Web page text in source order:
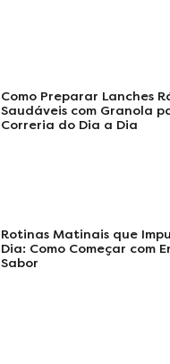
Como Preparar Lanches
Saudáveis com Granola
Correria do Dia a Dia
Rotinas Matinais que
Dia: Como Começar com
Sabor